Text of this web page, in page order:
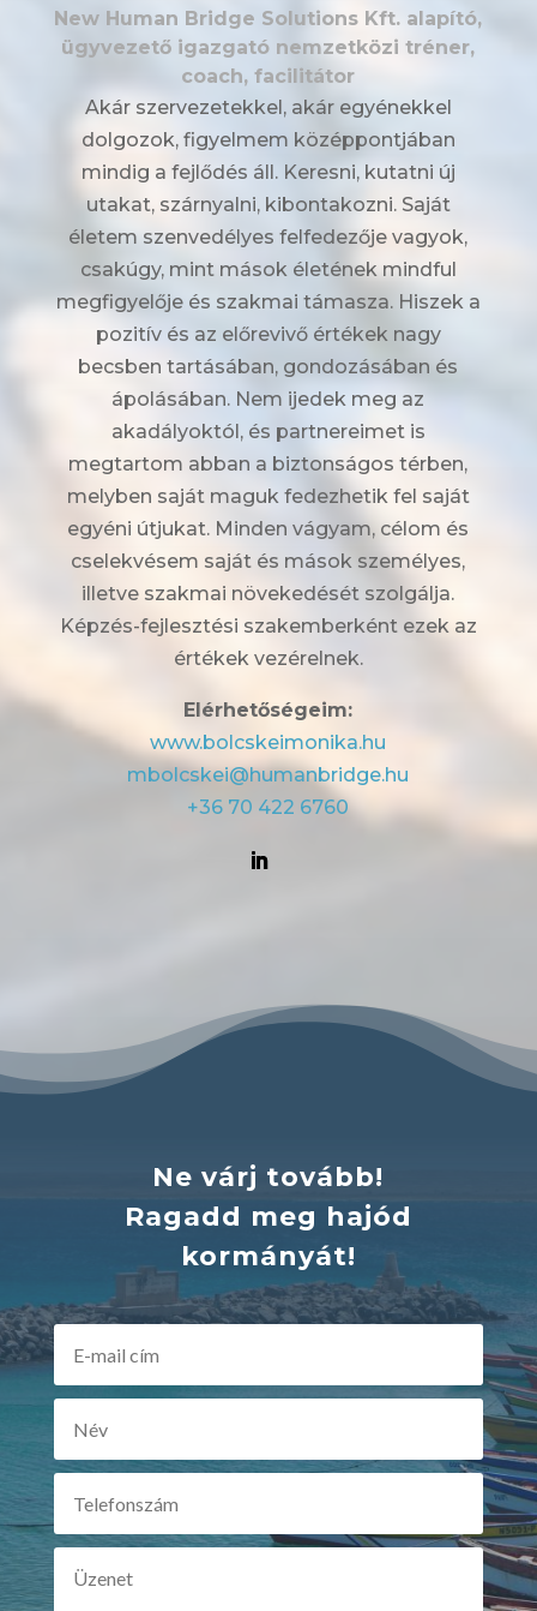
New Human Bridge Solutions Kft. alapító,
ügyvezető igazgató nemzetközi tréner,
coach, facilitátor
Akár szervezetekkel, akár egyénekkel
dolgozok, figyelmem középpontjában
mindig a fejlődés áll. Keresni, kutatni új
utakat, szárnyalni, kibontakozni. Saját
életem szenvedélyes felfedezője vagyok,
csakúgy, mint mások életének mindful
megfigyelője és szakmai támasza. Hiszek a
pozitív és az előrevivő értékek nagy
becsben tartásában, gondozásában és
ápolásában. Nem ijedek meg az
akadályoktól, és partnereimet is
megtartom abban a biztonságos térben,
melyben saját maguk fedezhetik fel saját
egyéni útjukat. Minden vágyam, célom és
cselekvésem saját és mások személyes,
illetve szakmai növekedését szolgálja.
Képzés-fejlesztési szakemberként ezek az
értékek vezérelnek.
Elérhetőségeim:
www.bolcskeimonika.hu
mbolcskei@humanbridge.hu
+36 70 422 6760
Ne várj tovább!
Ragadd meg hajód
kormányát!